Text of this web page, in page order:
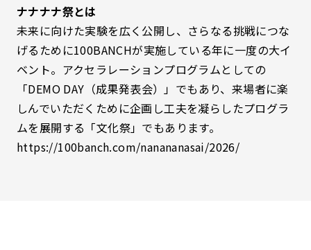
ナナナナ祭とは
未来に向けた実験を広く公開し、さらなる挑戦につな
げるために100BANCHが実施している年に一度の大イ
ベント。アクセラレーションプログラムとしての
「DEMO DAY（成果発表会）」でもあり、来場者に楽
しんでいただくために企画し工夫を凝らしたプログラ
ムを展開する「文化祭」でもあります。
https://100banch.com/nanananasai/2026/